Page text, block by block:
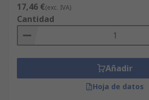
17,46 €(exc. IVA)
Cantidad
Añadir
Hoja de datos